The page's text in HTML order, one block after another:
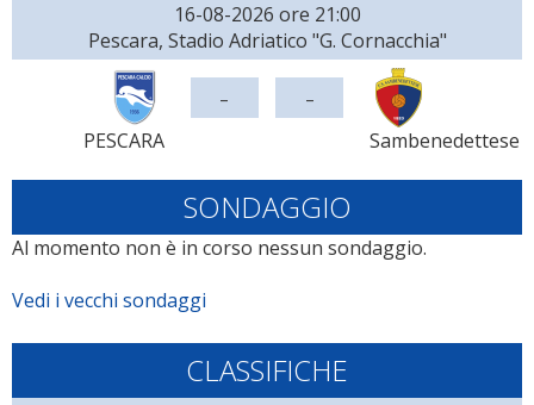
16-08-2026 ore 21:00
Pescara, Stadio Adriatico "G. Cornacchia"
PESCARA
- -
Sambenedettese
SONDAGGIO
Al momento non è in corso nessun sondaggio.
Vedi i vecchi sondaggi
CLASSIFICHE